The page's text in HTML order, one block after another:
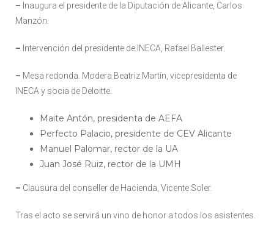
– Inaugura el presidente de la Diputación de Alicante, Carlos
Manzón.
– Intervención del presidente de INECA, Rafael Ballester.
– Mesa redonda. Modera Beatriz Martín, vicepresidenta de
INECA y socia de Deloitte.
Maite Antón, presidenta de AEFA
Perfecto Palacio, presidente de CEV Alicante
Manuel Palomar, rector de la UA
Juan José Ruiz, rector de la UMH
– Clausura del conseller de Hacienda, Vicente Soler.
Tras el acto se servirá un vino de honor a todos los asistentes.